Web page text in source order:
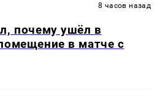
8 часов назад
почему ушёл в
в матче с